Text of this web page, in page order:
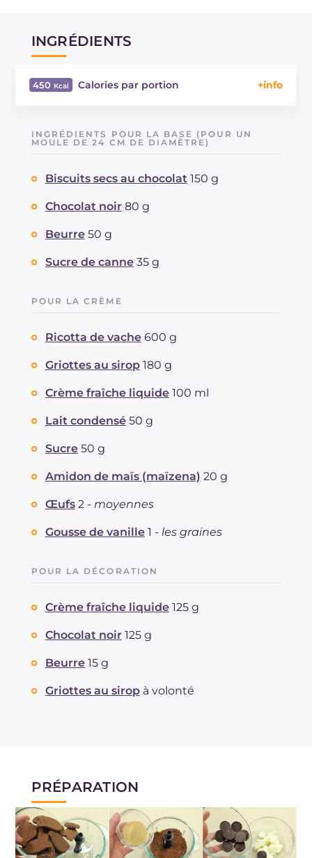
INGRÉDIENTS
450 Calories par portion
Dont sucres
Graisses
Fibre
Cholestérol
INGRÉDIENTS POUR LA BASE (POUR UN
MOULE DE 24 CM DE DIAMÈTRE)
Biscuits secs au chocolat 150 g
Chocolat noir 80 g
Beurre 50 g
Sucre de canne 35 g
POUR LA CRÈME
Ricotta de vache 600 g
Griottes au sirop 180 g
Crème fraîche liquide 100 ml
Lait condensé 50 g
Sucre 50 g
Amidon de maïs (maïzena) 20 g
Œufs 2 - moyennes
Gousse de vanille 1 - les graines
POUR LA DÉCORATION
Crème fraîche liquide 125 g
Chocolat noir 125 g
Beurre 15 g
Griottes au sirop à volonté
PRÉPARATION